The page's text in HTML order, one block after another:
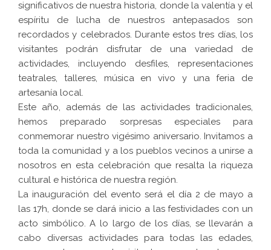
significativos de nuestra historia, donde la valentía y el
espíritu de lucha de nuestros antepasados son
recordados y celebrados. Durante estos tres días, los
visitantes podrán disfrutar de una variedad de
actividades, incluyendo desfiles, representaciones
teatrales, talleres, música en vivo y una feria de
artesanía local.
Este año, además de las actividades tradicionales,
hemos preparado sorpresas especiales para
conmemorar nuestro vigésimo aniversario. Invitamos a
toda la comunidad y a los pueblos vecinos a unirse a
nosotros en esta celebración que resalta la riqueza
cultural e histórica de nuestra región.
La inauguración del evento será el día 2 de mayo a
las 17h, donde se dará inicio a las festividades con un
acto simbólico. A lo largo de los días, se llevarán a
cabo diversas actividades para todas las edades,